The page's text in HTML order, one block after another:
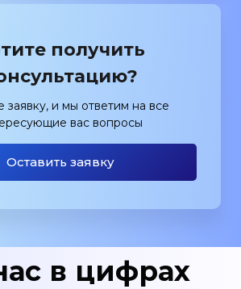
получить
заявку, и мы ответим на все
вас вопросы
Оставить заявку
в цифрах